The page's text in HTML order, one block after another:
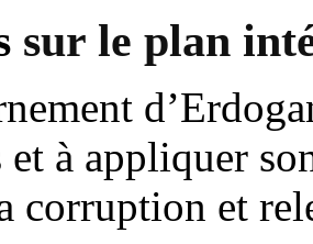
sur le plan
d’
et à appliquer
corruption et